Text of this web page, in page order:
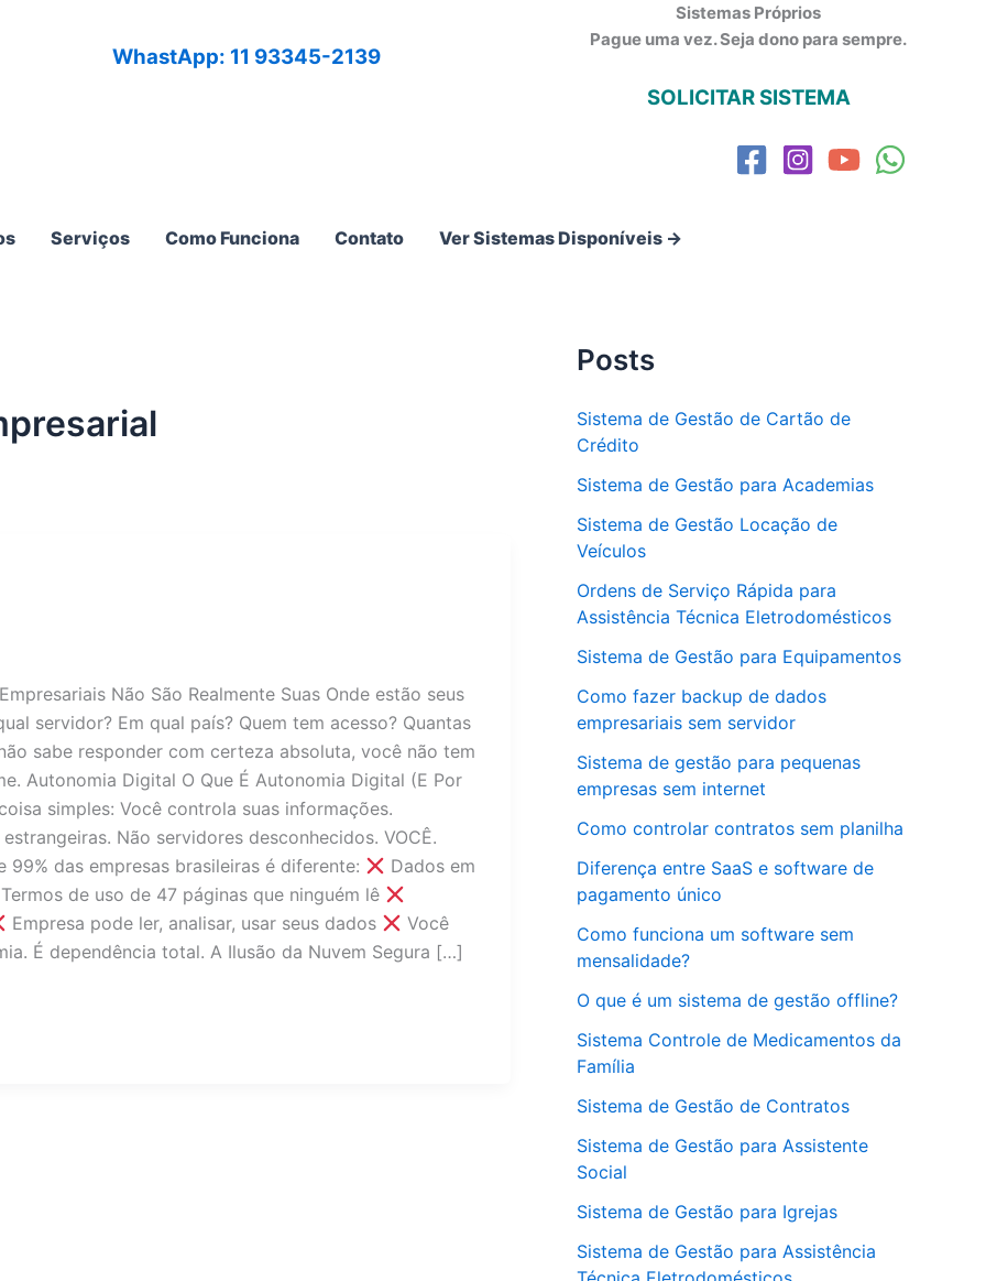
WhastApp: 11 93345-2139
Sistemas Próprios
Pague uma vez. Seja dono para sempre.
SOLICITAR SISTEMA
Serviços Como Funciona Contato Ver Sistemas Disponíveis →
Não São Realmente Suas Onde estão seus
servidor? Em qual país? Quem tem acesso? Quantas
sabe responder com certeza absoluta, você não tem
Autonomia Digital O Que É Autonomia Digital (E Por
simples: Você controla suas informações.
Não servidores desconhecidos. VOCÊ.
99% das empresas brasileiras é diferente:
Dados em
Termos de uso de 47 páginas que ninguém lê
Empresa pode ler, analisar, usar seus dados
Você
É dependência total. A Ilusão da Nuvem Segura […]
Posts
Sistema de Gestão de Cartão de
Crédito
Sistema de Gestão para Academias
Sistema de Gestão Locação de
Veículos
Ordens de Serviço Rápida para
Assistência Técnica Eletrodomésticos
Sistema de Gestão para Equipamentos
Como fazer backup de dados
empresariais sem servidor
Sistema de gestão para pequenas
empresas sem internet
Como controlar contratos sem planilha
Diferença entre SaaS e software de
pagamento único
Como funciona um software sem
mensalidade?
O que é um sistema de gestão offline?
Sistema Controle de Medicamentos da
Família
Sistema de Gestão de Contratos
Sistema de Gestão para Assistente
Social
Sistema de Gestão para Igrejas
Sistema de Gestão para Assistência